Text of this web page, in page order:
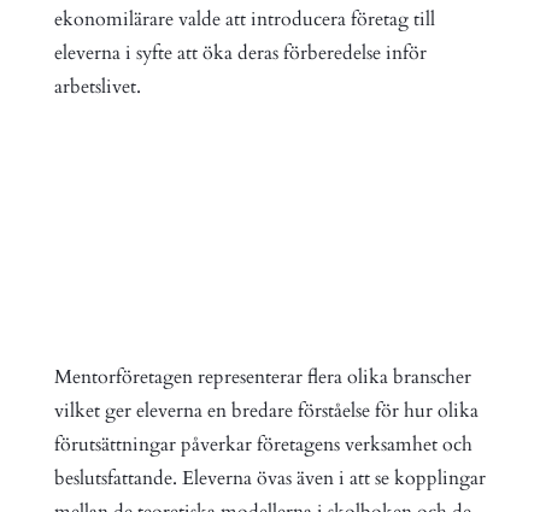
ekonomilärare valde att introducera företag till
eleverna i syfte att öka deras förberedelse inför
arbetslivet.
Mentorföretagen representerar flera olika branscher
vilket ger eleverna en bredare förståelse för hur olika
förutsättningar påverkar företagens verksamhet och
beslutsfattande. Eleverna övas även i att se kopplingar